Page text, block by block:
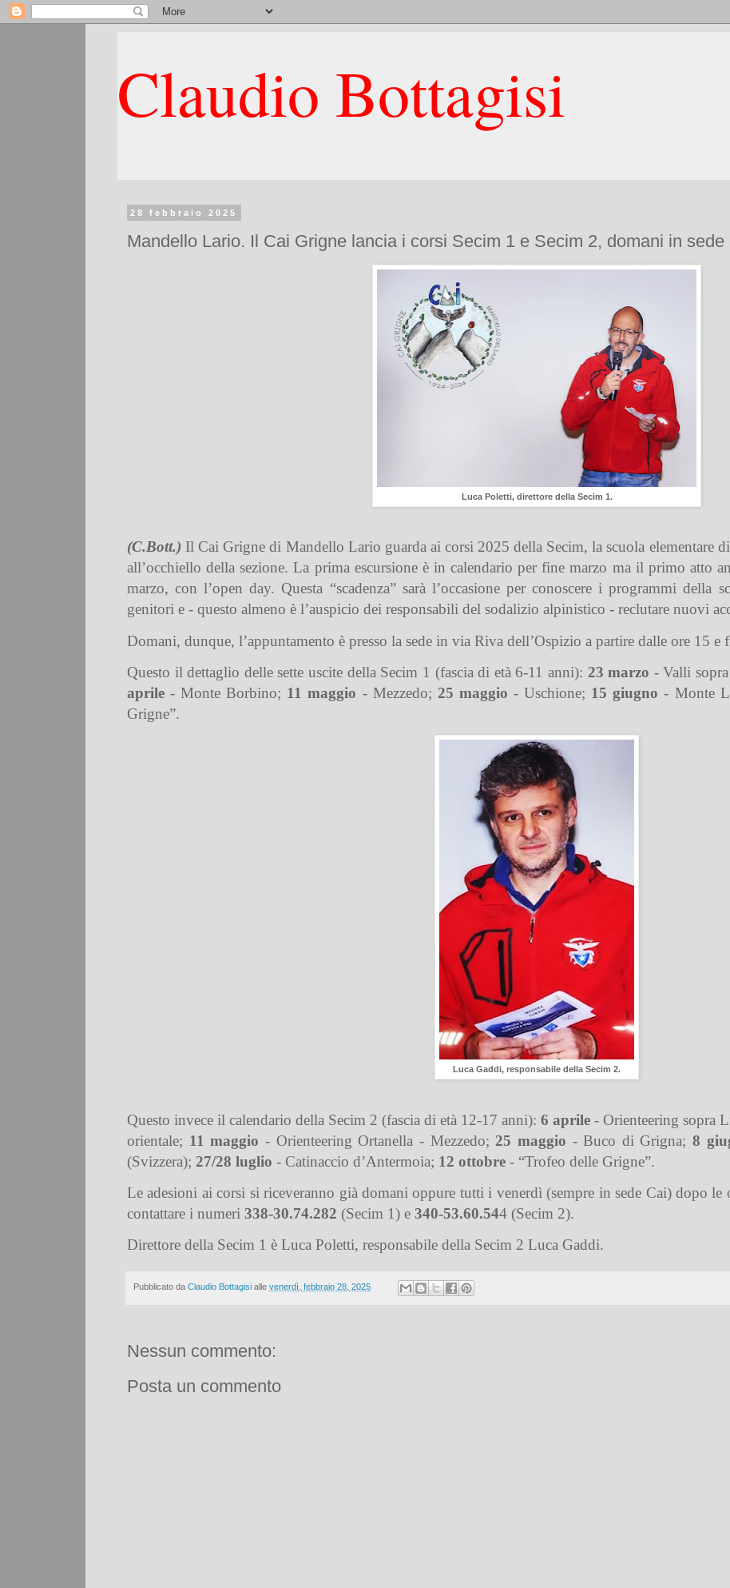
Claudio Bottagisi
28 febbraio 2025
Mandello Lario. Il Cai Grigne lancia i corsi Secim 1 e Secim 2, domani in sede
Luca Poletti, direttore della Secim 1.
(C.Bott.) Il Cai Grigne di Mandello Lario guarda ai corsi 2025 della Secim, la scuola elementare
all’occhiello della sezione. La prima escursione è in calendario per fine marzo ma il primo atto
marzo, con l’open day. Questa “scadenza” sarà l’occasione per conoscere i programmi della
genitori e - questo almeno è l’auspicio dei responsabili del sodalizio alpinistico - reclutare nuovi
Domani, dunque, l’appuntamento è presso la sede in via Riva dell’Ospizio a partire dalle ore 15 e
Questo il dettaglio delle sette uscite della Secim 1 (fascia di età 6-11 anni): 23 marzo - Valli
aprile - Monte Borbino; 11 maggio - Mezzedo; 25 maggio - Uschione; 15 giugno- Monte
Grigne”.
Luca Gaddi, responsabile della Secim 2.
Questo invece il calendario della Secim 2 (fascia di età 12-17 anni): 6 aprile - Orienteering sopra
orientale; 11 maggio - Orienteering Ortanella - Mezzedo; 25 maggio - Buco di Grigna;8
(Svizzera); 27/28 luglio - Catinaccio d’Antermoia; 12 ottobre - “Trofeo delle Grigne”.
Le adesioni ai corsi si riceveranno già domani oppure tutti i venerdì (sempre in sede Cai) dopo
contattare i numeri 338-30.74.282 (Secim 1) e 340-53.60.544 (Secim 2).
Direttore della Secim 1 è Luca Poletti, responsabile della Secim 2 Luca Gaddi.
Pubblicato da Claudio Bottagisi alle venerdì, febbraio 28, 2025
Nessun commento:
Posta un commento